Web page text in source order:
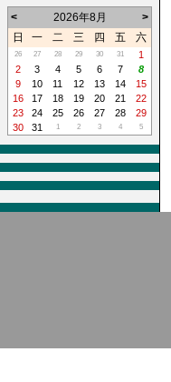
< 2026年8月
>
日
一 二 三 四 五 六
26 27 28 29 30 31
1
2
3 4 5 6 7
8
9
10 11 12 13 14
15
16
17 18 19 20 21
22
23
24 25 26 27 28
29
30
31 1 2 3 4 5